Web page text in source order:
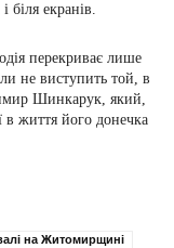
біля екранів.
перекриває лише
не виступить той, в
Шинкарук, який,
в життя його донечка
на Житомирщині